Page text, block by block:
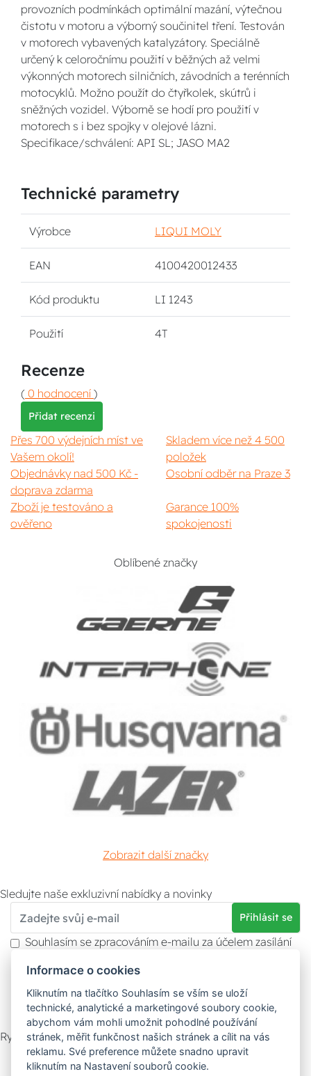
provozních podmínkách optimální mazání, výtečnou
čistotu v motoru a výborný součinitel tření. Testován
v motorech vybavených katalyzátory. Speciálně
určený k celoročnímu použití v běžných až velmi
výkonných motorech silničních, závodních a terénních
motocyklů. Možno použít do čtyřkolek, skútrů i
sněžných vozidel. Výborně se hodí pro použití v
motorech s i bez spojky v olejové lázni.
Specifikace/schválení: API SL; JASO MA2
Technické parametry
Výrobce LIQUI MOLY
EAN 4100420012433
Kód produktu LI 1243
Použití 4T
Recenze
( 0 hodnocení )
Přidat recenzi
Přes 700 výdejních míst ve
Vašem okolí!
Skladem více než 4 500
položek
Objednávky nad 500 Kč -
doprava zdarma
Osobní odběr na Praze 3
Zboží je testováno a
ověřeno
Garance 100%
spokojenosti
Oblíbené značky
Zobrazit další značky
Sledujte naše exkluzivní nabídky a novinky
Přihlásit se
Souhlasím se zpracováním e-mailu za účelem zasílání
Více informací naleznete v
údajů . Souhlas můžete kdykoliv odvolat.
Rychlý kontakt
Zákaznický servis Vyzvednutí zboží
Informace o cookies
Kliknutím na tlačítko Souhlasím se vším se uloží
technické, analytické a marketingové soubory cookie,
abychom vám mohli umožnit pohodlné používání
stránek, měřit funkčnost našich stránek a cílit na vás
reklamu. Své preference můžete snadno upravit
kliknutím na Nastavení souborů cookie.